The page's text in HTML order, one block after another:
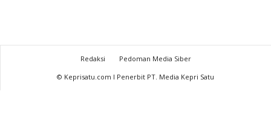
Redaksi
Pedoman Media Siber
© Keprisatu.com I Penerbit PT. Media Kepri Satu